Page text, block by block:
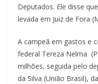
Deputados. Ele disse
levada em Juiz de Fora
A campeã em gastos e
federal Tereza Nelma
milhões, seguida pelo
da Silva (União Brasil),